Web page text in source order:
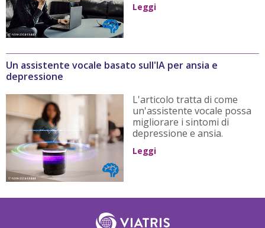
Leggi
Un assistente vocale basato sull'IA per ansia e
depressione
L'articolo tratta di come
un'assistente vocale possa
migliorare i sintomi di
depressione e ansia.
Leggi